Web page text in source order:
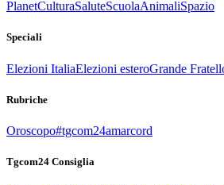
PlanetCulturaSaluteScuolaAnimaliSpazio
Speciali
Elezioni ItaliaElezioni esteroGrande
Rubriche
Oroscopo#tgcom24amarcord
Tgcom24 Consiglia